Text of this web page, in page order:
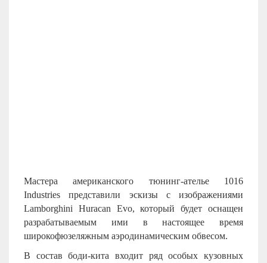
Мастера американского тюнинг-ателье 1016
Industries представили эскизы с изображениями
Lamborghini Huracan Evo, который будет оснащен
разрабатываемым ими в настоящее время
широкофюзеляжным аэродинамическим обвесом.
В состав боди-кита входит ряд особых кузовных